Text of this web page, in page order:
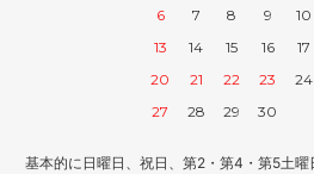
6
7 8 9 10
13
14 15 16 17
20
21 22 23 24
27
28 29 30
基本的に日曜日、祝日、第2・第4・第5土曜